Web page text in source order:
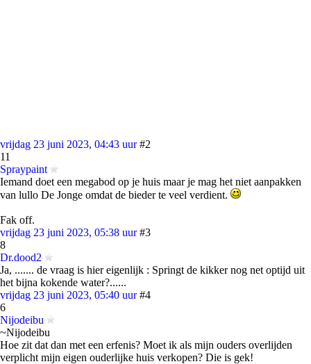
vrijdag 23 juni 2023, 04:43 uur #2
11
Spraypaint
Iemand doet een megabod op je huis maar je mag het niet aanpakken
van lullo De Jonge omdat de bieder te veel verdient.
Fak off.
vrijdag 23 juni 2023, 05:38 uur #3
8
Dr.dood2
Ja, ....... de vraag is hier eigenlijk : Springt de kikker nog net optijd uit
het bijna kokende water?......
vrijdag 23 juni 2023, 05:40 uur #4
6
Nijodeibu
~Nijodeibu
Hoe zit dat dan met een erfenis? Moet ik als mijn ouders overlijden
verplicht mijn eigen ouderlijke huis verkopen? Die is gek!